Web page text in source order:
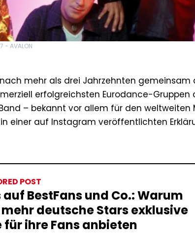
- AVALON
mehr als drei Jahrzehnten gemeinsam
erfolgreichsten Eurodance-Gruppen
– bekannt vor allem für den weltweiten
einer auf Instagram veröffentlichten
POST
auf BestFans und Co.: Warum
deutsche Stars exklusive
für ihre Fans anbieten